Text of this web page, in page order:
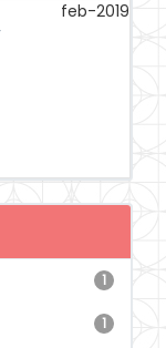
feb-2019
1
1